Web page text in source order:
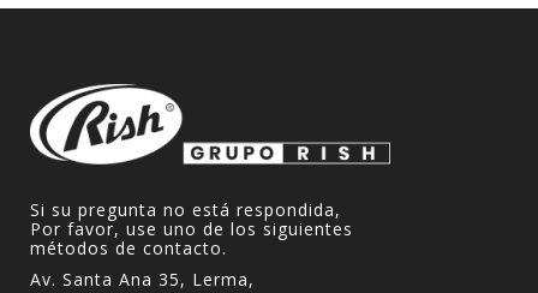
Si su pregunta no está respondida,
Por favor, use uno de los siguientes
métodos de contacto.
Av. Santa Ana 35, Lerma,